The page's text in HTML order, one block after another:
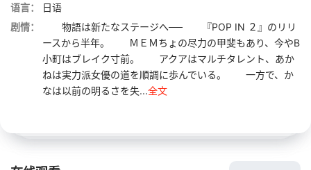
语言：
日语
剧情：
物語は新たなステージへ── 『POP IN ２』のリリ
ースから半年。 ＭＥＭちょの尽力の甲斐もあり、今やB
小町はブレイク寸前。 アクアはマルチタレント、あか
ねは実力派女優の道を順調に歩んでいる。 一方で、か
なは以前の明るさを失...全文